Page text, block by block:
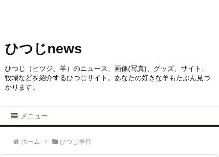
ひつじnews
ひつじ（ヒツジ、羊）のニュース、画像(写真)、グッズ、サイト、
牧場などを紹介するひつじサイト。あなたの好きな羊もたぶん見つ
かります。
メニュー
ホーム ひつじ事件